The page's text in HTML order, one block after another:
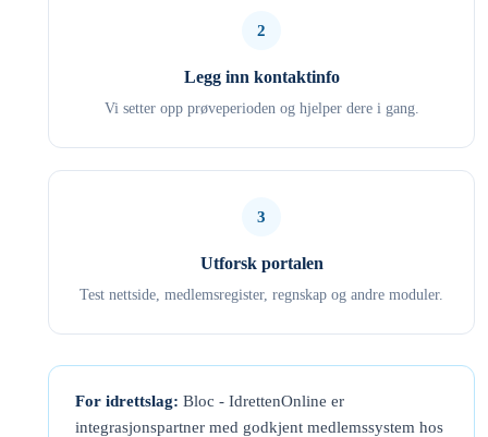
2
Legg inn kontaktinfo
Vi setter opp prøveperioden og hjelper dere i gang.
3
Utforsk portalen
Test nettside, medlemsregister, regnskap og andre moduler.
For idrettslag: Bloc - IdrettenOnline er
integrasjonspartner med godkjent medlemssystem hos